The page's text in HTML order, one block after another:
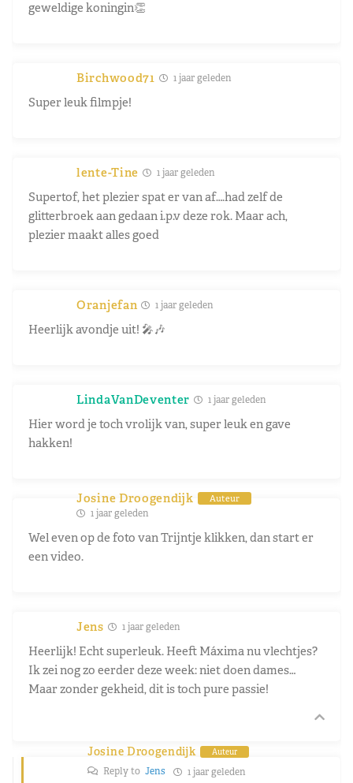
geweldige koningin👏
Birchwood71 1 jaar geleden
Super leuk filmpje!
lente-Tine 1 jaar geleden
Supertof, het plezier spat er van af….had zelf de
glitterbroek aan gedaan i.p.v deze rok. Maar ach,
plezier maakt alles goed
Oranjefan 1 jaar geleden
Heerlijk avondje uit! 🎤🎶
LindaVanDeventer 1 jaar geleden
Hier word je toch vrolijk van, super leuk en gave
hakken!
Josine Droogendijk Auteur
1 jaar geleden
Wel even op de foto van Trijntje klikken, dan start er
een video.
Jens 1 jaar geleden
Heerlijk! Echt superleuk. Heeft Máxima nu vlechtjes?
Ik zei nog zo eerder deze week: niet doen dames…
Maar zonder gekheid, dit is toch pure passie!
Josine Droogendijk Auteur
Reply to Jens 1 jaar geleden